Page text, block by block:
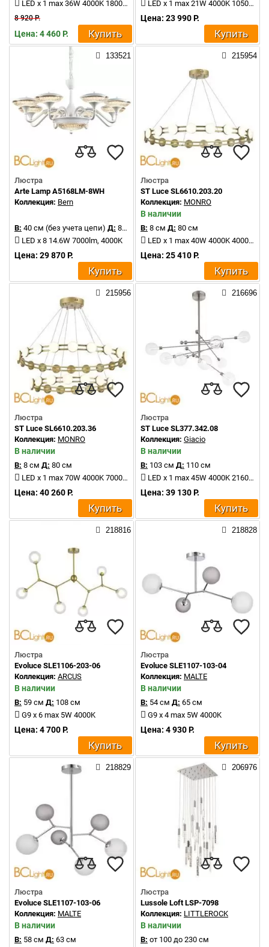
LED x 1 max 36W 4000K 1800Lm
8 920 Р.
Цена: 4 460 Р. Купить
LED x 1 max 21W 4000K 1050Lm
Цена: 23 990 Р.
Купить
133521
Люстра
Arte Lamp A5168LM-8WH
Коллекция: Bern
В: 40 см (без учета цепи) Д: 83 см
LED x 8 14.6W 7000lm, 4000K
Цена: 29 870 Р.
Купить
215954
Люстра
ST Luce SL6610.203.20
Коллекция: MONRO
В наличии
В: 8 см Д: 80 см
LED x 1 max 40W 4000K 4000Lm
Цена: 25 410 Р.
Купить
215956
Люстра
ST Luce SL6610.203.36
Коллекция: MONRO
В наличии
В: 8 см Д: 80 см
LED x 1 max 70W 4000K 7000Lm
Цена: 40 260 Р.
Купить
216696
Люстра
ST Luce SL377.342.08
Коллекция: Giacio
В наличии
В: 103 см Д: 110 см
LED x 1 max 45W 4000K 2160Lm
Цена: 39 130 Р.
Купить
218816
Люстра
Evoluce SLE1106-203-06
Коллекция: ARCUS
В наличии
В: 59 см Д: 108 см
G9 x 6 max 5W 4000K
Цена: 4 700 Р.
Купить
218828
Люстра
Evoluce SLE1107-103-04
Коллекция: MALTE
В наличии
В: 54 см Д: 65 см
G9 x 4 max 5W 4000K
Цена: 4 930 Р.
Купить
218829
Люстра
Evoluce SLE1107-103-06
Коллекция: MALTE
В наличии
В: 58 см Д: 63 см
206976
Люстра
Lussole Loft LSP-7098
Коллекция: LITTLEROCK
В наличии
В: от 100 до 230 см